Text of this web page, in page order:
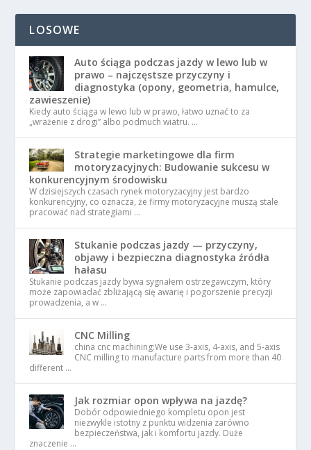
LOSOWE
Auto ściąga podczas jazdy w lewo lub w
prawo – najczęstsze przyczyny i
diagnostyka (opony, geometria, hamulce,
zawieszenie)
Kiedy auto ściąga w lewo lub w prawo, łatwo uznać to za
„wrażenie z drogi” albo podmuch wiatru. …
Strategie marketingowe dla firm
motoryzacyjnych: Budowanie sukcesu w
konkurencyjnym środowisku
W dzisiejszych czasach rynek motoryzacyjny jest bardzo
konkurencyjny, co oznacza, że firmy motoryzacyjne muszą stale
pracować nad strategiami …
Stukanie podczas jazdy — przyczyny,
objawy i bezpieczna diagnostyka źródła
hałasu
Stukanie podczas jazdy bywa sygnałem ostrzegawczym, który
może zapowiadać zbliżającą się awarię i pogorszenie precyzji
prowadzenia, a w …
CNC Milling
china cnc machining:We use 3-axis, 4-axis, and 5-axis
CNC milling to manufacture parts from more than 40
different …
Jak rozmiar opon wpływa na jazdę?
Dobór odpowiedniego kompletu opon jest
niezwykle istotny z punktu widzenia zarówno
bezpieczeństwa, jak i komfortu jazdy. Duże
znaczenie …